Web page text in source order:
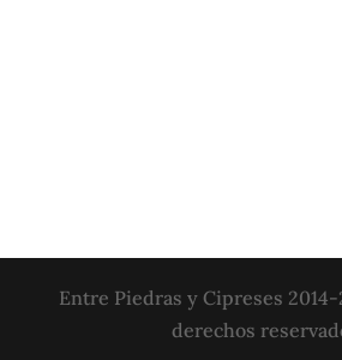
Entre Piedras y Cipreses
derechos